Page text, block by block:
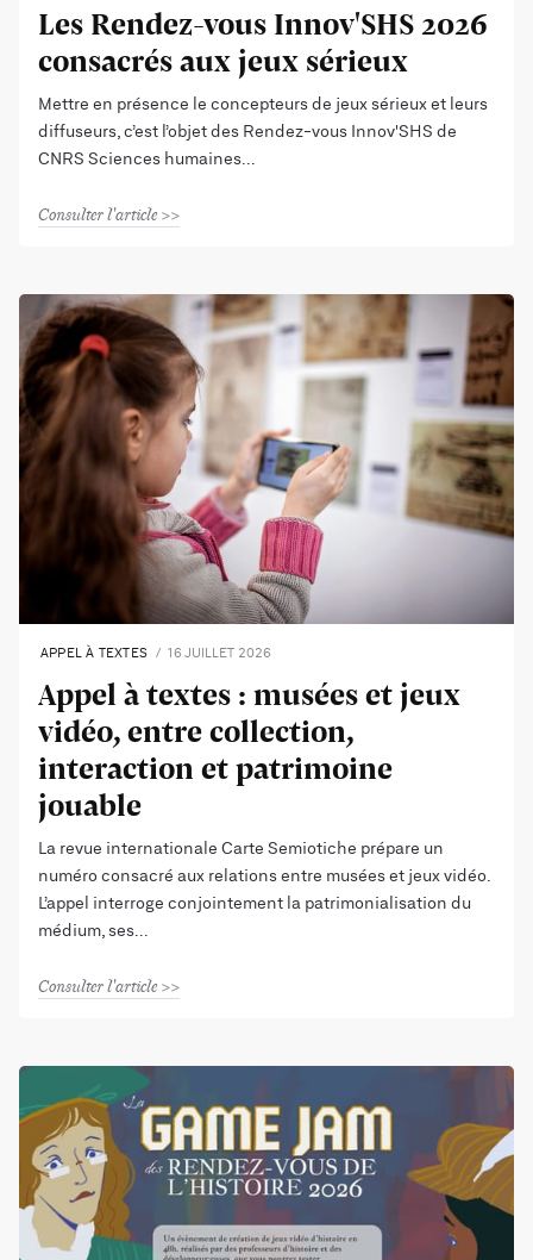
Les Rendez-vous Innov'SHS 2026
consacrés aux jeux sérieux
Mettre en présence le concepteurs de jeux sérieux et leurs
diffuseurs, c’est l’objet des Rendez-vous Innov'SHS de
CNRS Sciences humaines
Consulter l'article
APPEL À TEXTES 16 JUILLET 2026
Appel à textes : musées et jeux
vidéo, entre collection,
interaction et patrimoine
jouable
La revue internationale Carte Semiotiche prépare un
numéro consacré aux relations entre musées et jeux vidéo.
L’appel interroge conjointement la patrimonialisation du
médium, ses
Consulter l'article